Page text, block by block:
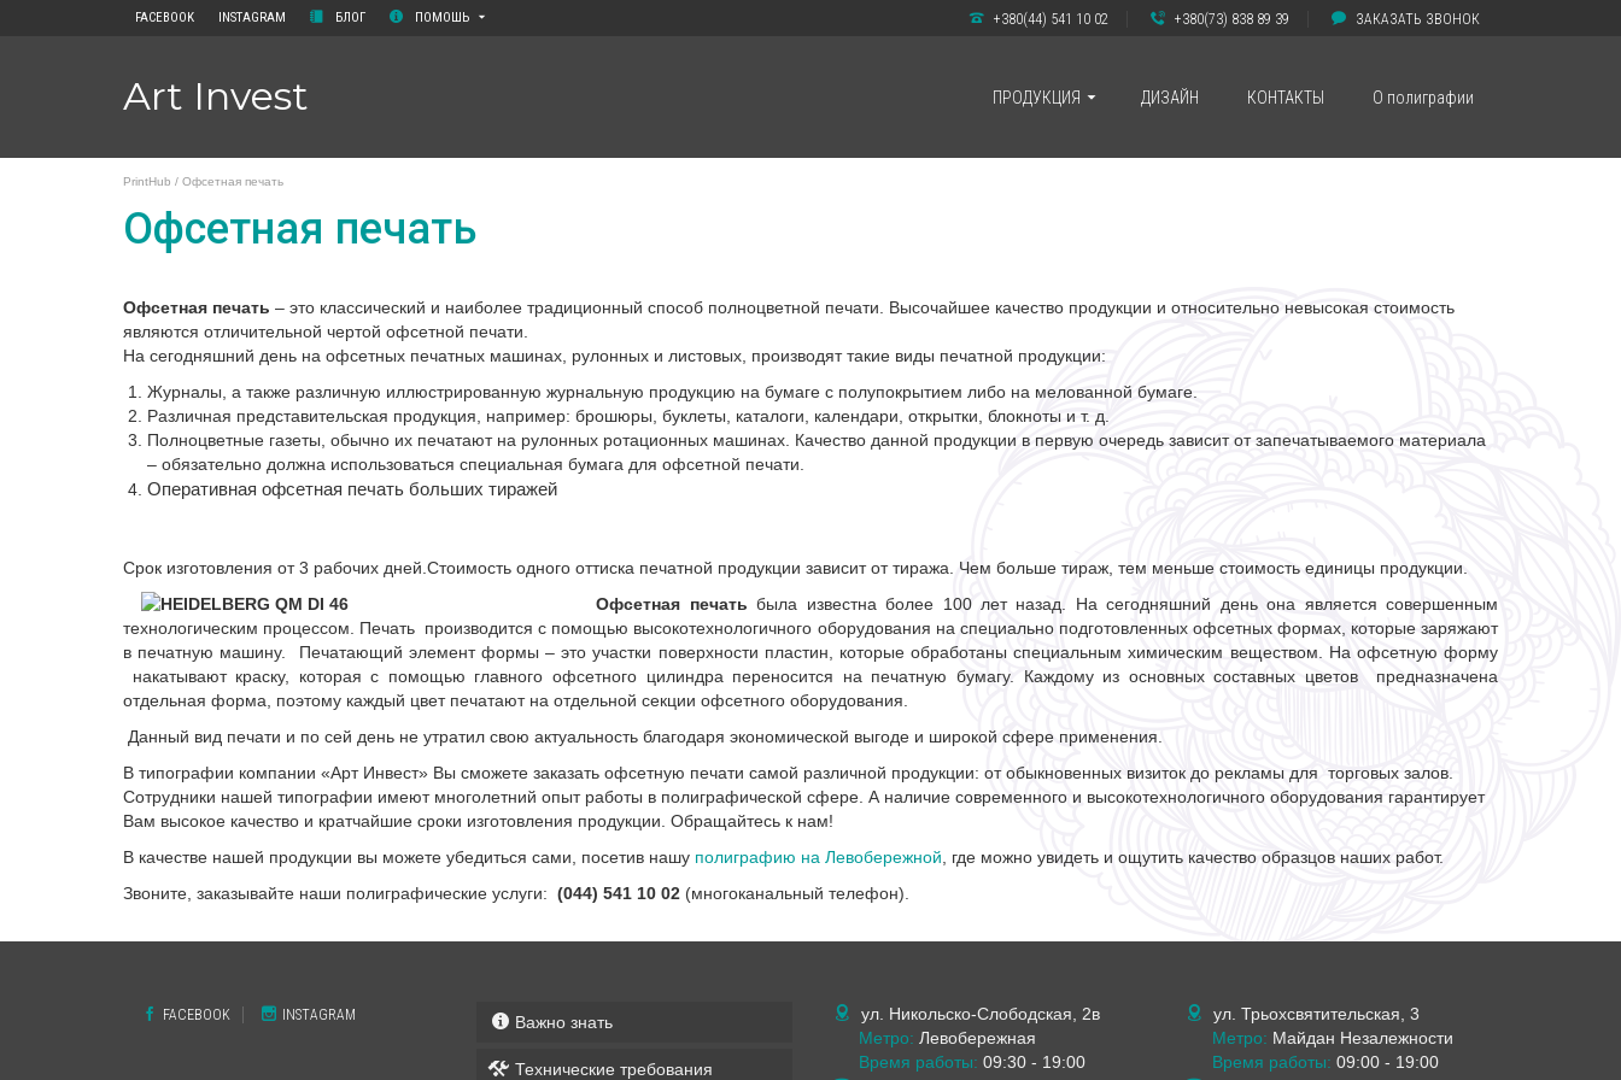
+380(44) 541 10 02 +380(73) 838 89 39 ЗАКАЗАТЬ ЗВОНОК
FACEBOOK INSTAGRAM БЛОГ ПОМОШЬ
Art Invest ПРОДУКЦИЯ ДИЗАЙН КОНТАКТЫ О полиграфии
PrintHub / Офсетная печать
Офсетная печать
Офсетная печать – это классический и наиболее традиционный способ полноцветной печати. Высочайшее качество продукции и относительно невысокая стоимость
являются отличительной чертой офсетной печати.
На сегодняшний день на офсетных печатных машинах, рулонных и листовых, производят такие виды печатной продукции:
Журналы, а также различную иллюстрированную журнальную продукцию на бумаге с полупокрытием либо на мелованной бумаге.
Различная представительская продукция, например: брошюры, буклеты, каталоги, календари, открытки, блокноты и т. д.
Полноцветные газеты, обычно их печатают на рулонных ротационных машинах. Качество данной продукции в первую очередь зависит от запечатываемого материала
– обязательно должна использоваться специальная бумага для офсетной печати.
Оперативная офсетная печать больших тиражей
Срок изготовления от 3 рабочих дней.Стоимость одного оттиска печатной продукции зависит от тиража. Чем больше тираж, тем меньше стоимость единицы продукции.
Офсетная печать была известна более 100 лет назад. На сегодняшний день она является совершенным
технологическим процессом. Печать производится с помощью высокотехнологичного оборудования на специально подготовленных офсетных формах, которые заряжают
в печатную машину. Печатающий элемент формы – это участки поверхности пластин, которые обработаны специальным химическим веществом. На офсетную форму
накатывают краску, которая с помощью главного офсетного цилиндра переносится на печатную бумагу. Каждому из основных составных цветов предназначена
отдельная форма, поэтому каждый цвет печатают на отдельной секции офсетного оборудования.
Данный вид печати и по сей день не утратил свою актуальность благодаря экономической выгоде и широкой сфере применения.
В типографии компании «Арт Инвест» Вы сможете заказать офсетную печати самой различной продукции: от обыкновенных визиток до рекламы для торговых залов.
Сотрудники нашей типографии имеют многолетний опыт работы в полиграфической сфере. А наличие современного и высокотехнологичного оборудования гарантирует
Вам высокое качество и кратчайшие сроки изготовления продукции. Обращайтесь к нам!
В качестве нашей продукции вы можете убедиться сами, посетив нашу полиграфию на Левобережной , где можно увидеть и ощутить качество образцов наших работ.
Звоните, заказывайте наши полиграфические услуги: (044) 541 10 02 (многоканальный телефон).
FACEBOOK INSTAGRAM Важно знать
Технические требования
ул. Никольско-Слободская, 2в
Метро: Левобережная
Время работы: 09:30 - 19:00
ул. Трьохсвятительская, 3
Метро: Майдан Незалежности
Время работы: 09:00 - 19:00